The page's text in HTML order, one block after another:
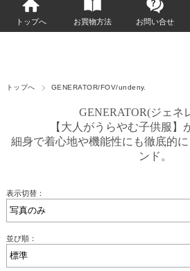
トップへ お買物方法 お問い合せ
トップへ GENERATOR/FOV/undeny.
GENERATOR(ジェネ
【大人がうらやむ子供服】
細身で着心地や機能性にも徹底的
ンド。
表示切替：
並び順：